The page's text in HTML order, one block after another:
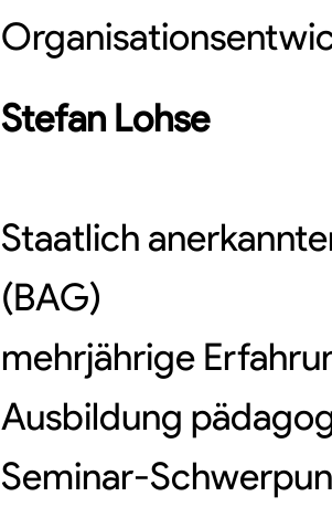
Stefan Lohse
Staatlich
(BAG)
mehrjährige
Ausbildung
Seminar-